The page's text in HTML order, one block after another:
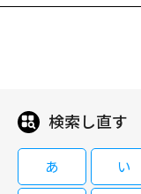
08/22(土
検索し直す
あ い